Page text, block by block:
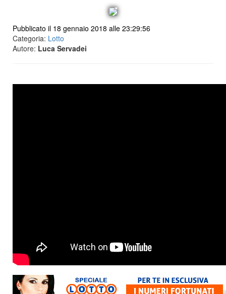
Pubblicato il 18 gennaio 2018 alle 23:29:56
Categoria: Lotto
Autore: Luca Servadei